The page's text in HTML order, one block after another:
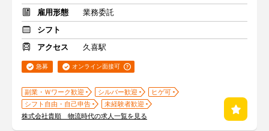
雇用形態
業務委託
シフト
アクセス
久喜駅
急募 オンライン面接可
副業・Ｗワーク歓迎 シルバー歓迎
ヒゲ可
シフト自由・自己申告
未経験者歓迎
株式会社貴順 物流時代の求人一覧を見る